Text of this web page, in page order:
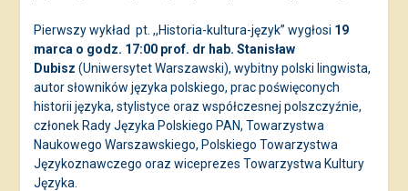
Pierwszy wykład pt. ,,Historia-kultura-język” wygłosi 19
marca o godz. 17:00 prof. dr hab. Stanisław
Dubisz (Uniwersytet Warszawski), wybitny polski lingwista,
autor słowników języka polskiego, prac poświęconych
historii języka, stylistyce oraz współczesnej polszczyźnie,
członek Rady Języka Polskiego PAN, Towarzystwa
Naukowego Warszawskiego, Polskiego Towarzystwa
Językoznawczego oraz wiceprezes Towarzystwa Kultury
Języka.